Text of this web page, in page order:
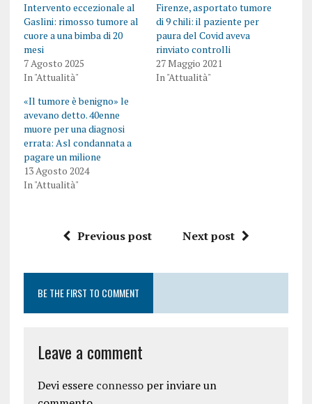
Intervento eccezionale al
Gaslini: rimosso tumore al
cuore a una bimba di 20
mesi
7 Agosto 2025
In "Attualità"
Firenze, asportato tumore
di 9 chili: il paziente per
paura del Covid aveva
rinviato controlli
27 Maggio 2021
In "Attualità"
«Il tumore è benigno» le
avevano detto. 40enne
muore per una diagnosi
errata: Asl condannata a
pagare un milione
13 Agosto 2024
In "Attualità"
Previous post Next post
BE THE FIRST TO COMMENT
Leave a comment
Devi essere connessoper inviare un